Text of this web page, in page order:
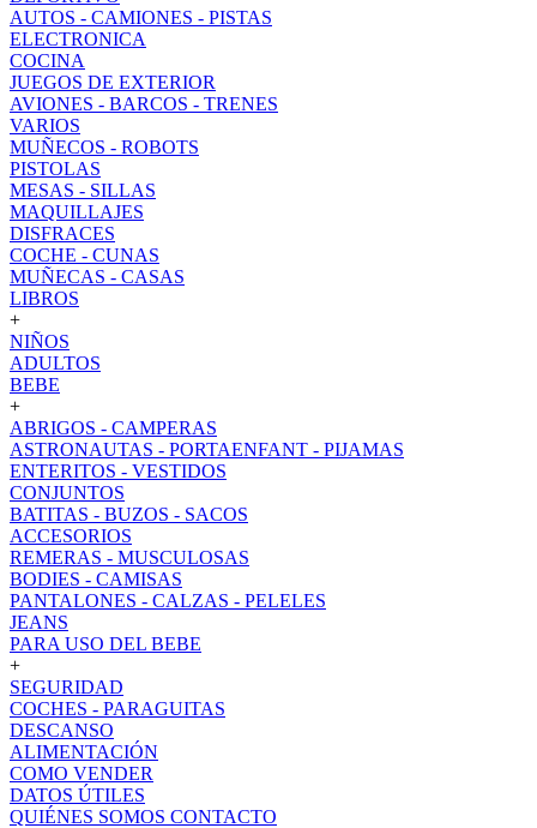
AUTOS - CAMIONES - PISTAS
ELECTRONICA
COCINA
JUEGOS DE EXTERIOR
AVIONES - BARCOS - TRENES
VARIOS
MUÑECOS - ROBOTS
PISTOLAS
MESAS - SILLAS
MAQUILLAJES
DISFRACES
COCHE - CUNAS
MUÑECAS - CASAS
LIBROS
+
NIÑOS
ADULTOS
BEBE
+
ABRIGOS - CAMPERAS
ASTRONAUTAS - PORTAENFANT - PIJAMAS
ENTERITOS - VESTIDOS
CONJUNTOS
BATITAS - BUZOS - SACOS
ACCESORIOS
REMERAS - MUSCULOSAS
BODIES - CAMISAS
PANTALONES - CALZAS - PELELES
JEANS
PARA USO DEL BEBE
+
SEGURIDAD
COCHES - PARAGUITAS
DESCANSO
ALIMENTACIÓN
COMO VENDER
DATOS ÚTILES
QUIÉNES SOMOS CONTACTO